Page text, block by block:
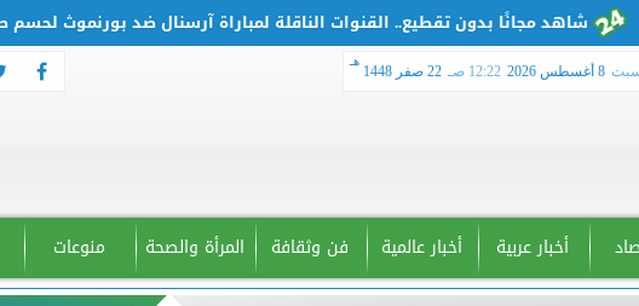
شاهد مجانًا بدون تقطيع.. القنوات الناقلة لمباراة آرسنال ضد بورنموث لحسم صدارة
8 أغسطس 2026 12:22 صـ 22 صفر 1448
هـ
أخبار عربية أخبار عالمية فن وثقافة المرأة والصحة منوعات